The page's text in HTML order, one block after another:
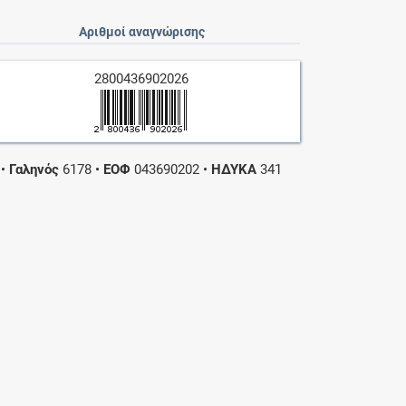
Αριθμοί αναγνώρισης
2800436902026
• Γαληνός 6178 • ΕΟΦ 043690202 • ΗΔΥΚΑ 341